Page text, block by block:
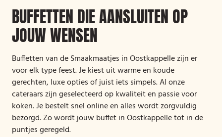
BUFFETTEN DIE AANSLUITEN OP
JOUW WENSEN
Buffetten van de Smaakmaatjes in Oostkappelle zijn er
voor elk type feest. Je kiest uit warme en koude
gerechten, luxe opties of juist iets simpels. Al onze
cateraars zijn geselecteerd op kwaliteit en passie voor
koken. Je bestelt snel online en alles wordt zorgvuldig
bezorgd. Zo wordt jouw buffet in Oostkappelle tot in de
puntjes geregeld.